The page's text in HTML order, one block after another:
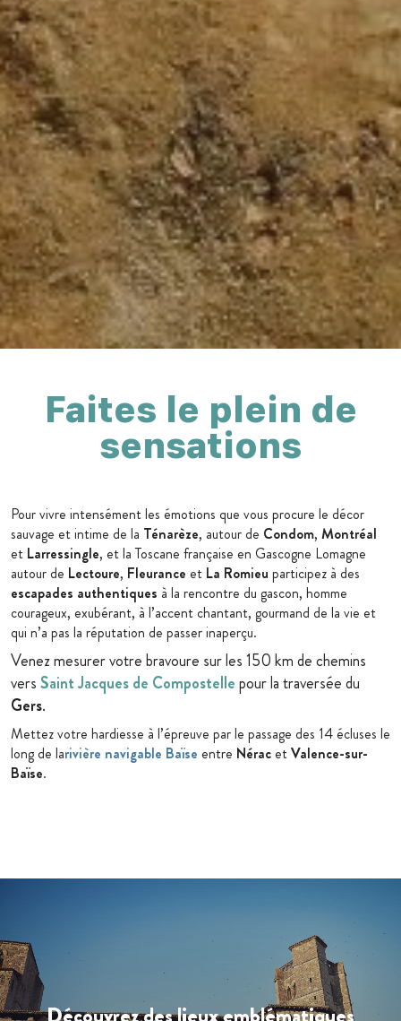
Faites le plein de
sensations
Pour vivre intensément les émotions que vous procure le décor
sauvage et intime de la Ténarèze, autour de Condom, Montréal
et Larressingle, et la Toscane française en Gascogne Lomagne
autour de Lectoure, Fleurance et La Romieu participez à des
escapades authentiques à la rencontre du gascon, homme
courageux, exubérant, à l’accent chantant, gourmand de la vie et
qui n’a pas la réputation de passer inaperçu.
Venez mesurer votre bravoure sur les 150 km de chemins
versSaint Jacques de Compostellepour la traversée du
Gers.
Mettez votre hardiesse à l’épreuve par le passage des 14 écluses le
long de larivière navigable Baïse entre Nérac etValence-sur-
Baïse.